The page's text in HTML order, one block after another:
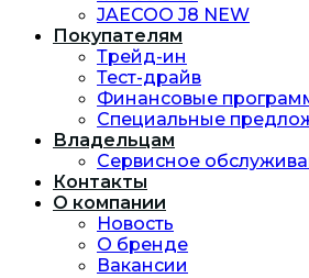
JAECOO J8 NEW
Покупателям
Трейд-ин
Тест-драйв
Финансовые
Специальные
Владельцам
Сервисное
Контакты
О компании
Новость
O бренде
Вакансии